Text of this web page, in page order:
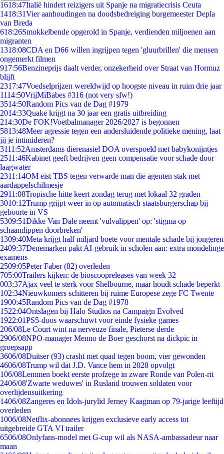
1618:47Italië hindert reizigers uit Spanje na migratiecrisis Ceuta
1418:31Vier aanhoudingen na doodsbedreiging burgemeester Depla
van Breda
618:26Smokkelbende opgerold in Spanje, verdienden miljoenen aan
migranten
1318:08CDA en D66 willen ingrijpen tegen 'gluurbrillen' die mensen
ongemerkt filmen
917:56Benzineprijs daalt verder, onzekerheid over Straat van Hormuz
blijft
2317:47Voedselprijzen wereldwijd op hoogste niveau in ruim drie jaar
1114:50VrijMiBabes #316 (not very sfw!)
3514:50Random Pics van de Dag #1979
2014:33Quake krijgt na 30 jaar een gratis uitbreiding
214:30De FOK!Voetbalmanager 2026/2027 is begonnen
5813:48Meer agressie tegen een andersluidende politieke mening, laat
jij je intimideren?
3111:52Amsterdams dierenasiel DOA overspoeld met babykonijntjes
2511:46Kabinet geeft bedrijven geen compensatie voor schade door
laagwater
2311:14OM eist TBS tegen verwarde man die agenten stak met
aardappelschilmesje
2911:08Tropische hitte keert zondag terug met lokaal 32 graden
3010:12Trump grijpt weer in op automatisch staatsburgerschap bij
geboorte in VS
5309:51Dikke Van Dale neemt 'vulvalippen' op: 'stigma op
schaamlippen doorbreken'
1309:40Meta krijgt half miljard boete voor mentale schade bij jongeren
2409:37Denemarken pakt AI-gebruik in scholen aan: extra mondelinge
examens
2509:05Peter Faber (82) overleden
705:00Trailers kijken: de bioscoopreleases van week 32
003:37Ajax veel te sterk voor Shelbourne, maar houdt schade beperkt
102:34Nieuwkomers schitteren bij ruime Europese zege FC Twente
1900:45Random Pics van de Dag #1978
1522:04Ontslagen bij Halo Studios na Campaign Evolved
1922:01PS5-doos waarschuwt voor einde fysieke games
206/08Le Court wint na nerveuze finale, Pieterse derde
2906/08NPO-manager Menno de Boer geschorst na dickpic in
groepsapp
3606/08Duitser (93) crasht met quad tegen boom, vier gewonden
4606/08Trump wil dat J.D. Vance hem in 2028 opvolgt
106/08Lemmen boekt eerste profzege in zware Ronde van Polen-rit
2406/08'Zwarte weduwes' in Rusland trouwen soldaten voor
overlijdensuitkering
1406/08Zangeres en Idols-jurylid Jerney Kaagman op 79-jarige leeftijd
overleden
1006/08Netflix-abonnees krijgen exclusieve early access tot
uitgebreide GTA VI trailer
6506/08Onlyfans-model met G-cup wil als NASA-ambassadeur naar
maan